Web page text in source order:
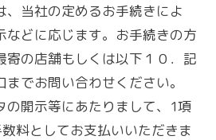
、当社の定めるお手続きによ
などに応じます。お手続きの方
寄の店舗もしくは以下１０．記
でお問い合わせください。
の開示等にあたりまして、1項
料としてお支払いいただきま